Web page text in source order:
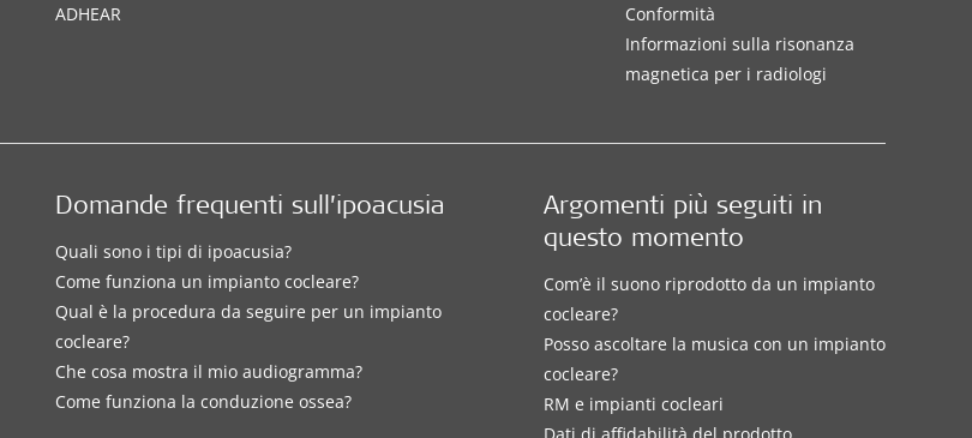
ADHEAR
Conformità
Informazioni sulla risonanza
magnetica per i radiologi
Domande frequenti sull’ipoacusia
Quali sono i tipi di ipoacusia?
Come funziona un impianto cocleare?
Qual è la procedura da seguire per un impianto
cocleare?
Che cosa mostra il mio audiogramma?
Come funziona la conduzione ossea?
Argomenti più seguiti in
questo momento
Com’è il suono riprodotto da un impianto
cocleare?
Posso ascoltare la musica con un impianto
cocleare?
RM e impianti cocleari
Dati di affidabilità del prodotto